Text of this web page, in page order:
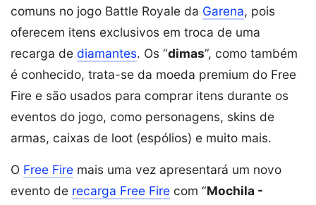
comuns no jogo Battle Royale da Garena, pois
oferecem itens exclusivos em troca de uma
recarga de diamantes. Os “dimas”, como também
é conhecido, trata-se da moeda premium do Free
Fire e são usados ​​para comprar itens durante os
eventos do jogo, como personagens, skins de
armas, caixas de loot (espólios) e muito mais.
O Free Fire mais uma vez apresentará um novo
evento de recarga Free Fire com “Mochila -